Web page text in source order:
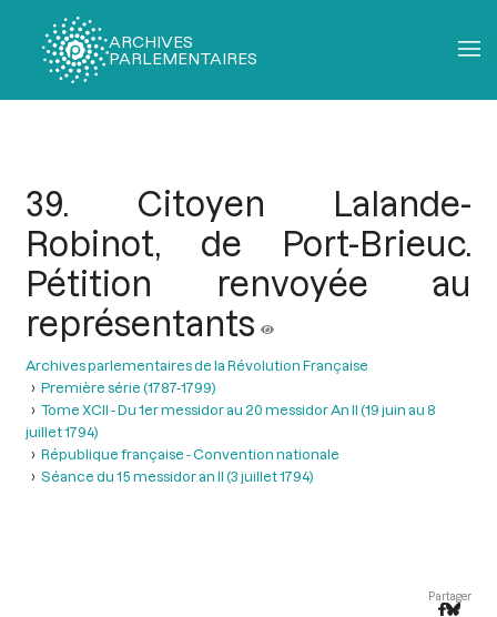
ARCHIVES
PARLEMENTAIRES
39. Citoyen Lalande-
Robinot, de Port-Brieuc.
Pétition renvoyée au
représentants
Archives parlementaires de la Révolution Française
Première série (1787-1799)
Tome XCII - Du 1er messidor au 20 messidor An II (19 juin au 8
juillet 1794)
République française - Convention nationale
Séance du 15 messidor an II (3 juillet 1794)
Partager